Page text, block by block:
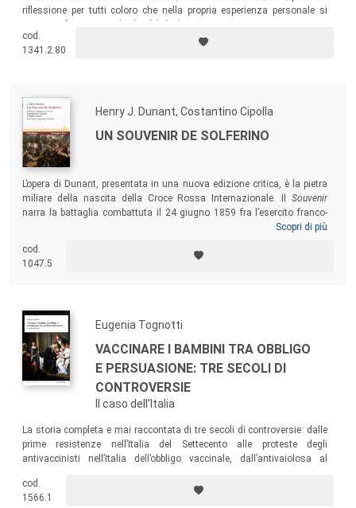
riflessione per tutti coloro che nella propria esperienza personale si
persona cara e sono interessati a sviluppare un modo diverso di
considerare l’integrazione.
cod.
1341.2.80
Henry J. Dunant, Costantino Cipolla
UN SOUVENIR DE SOLFERINO
L’opera di Dunant, presentata in una nuova edizione critica, è la pietra
miliare della nascita della Croce Rossa Internazionale. Il Souvenir
narra la battaglia combattuta il 24 giugno 1859 fra l’esercito franco-
sardo e quello austriaco, passata alla storia come battaglia di
appello all’umanità a favore della fratellanza, dei più deboli, dei feriti e
dei morti che la società produce “volontariamente” con le proprie
Scopri di più
cod.
1047.5
Eugenia Tognotti
VACCINARE I BAMBINI TRA OBBLIGO
E PERSUASIONE: TRE SECOLI DI
CONTROVERSIE
Il caso dell’Italia
La storia completa e mai raccontata di tre secoli di controversie: dalle
prime resistenze nell’Italia del Settecento alle proteste degli
antivaccinisti nell’Italia dell’obbligo vaccinale, dall’antivaiolosa al
dell’obbligo, pregiudizi, pseudoscienza, teorie della cospirazione…
cod.
1566.1